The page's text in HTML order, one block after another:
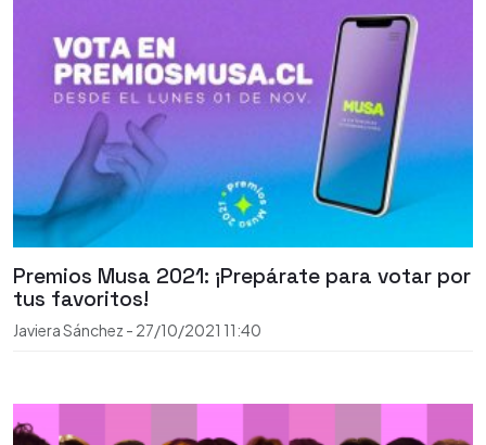
Premios Musa 2021: ¡Prepárate para votar por
tus favoritos!
Javiera Sánchez - 27/10/2021 11:40